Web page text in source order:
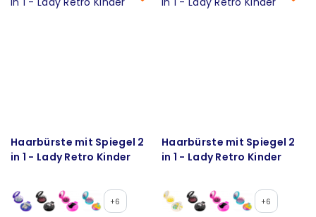
Haarbürste mit Spiegel 2
in 1 - Lady Retro Kinder
+6
Haarbürste mit Spiegel 2
in 1 - Lady Retro Kinder
+6